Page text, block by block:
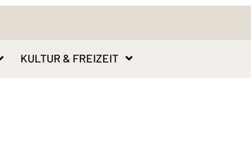
KULTUR & FREIZEIT